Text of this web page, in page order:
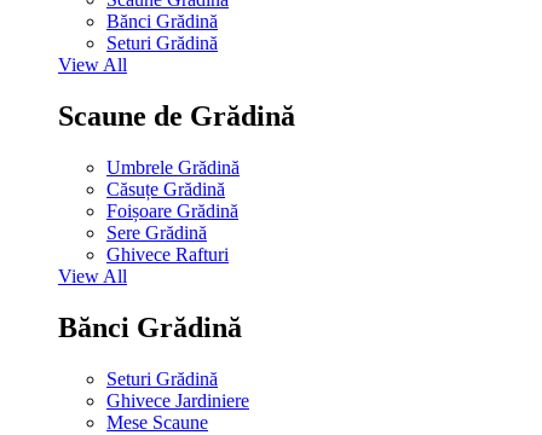
Bănci Grădină
Seturi Grădină
View All
Scaune de Grădină
Umbrele Grădină
Căsuțe Grădină
Foișoare Grădină
Sere Grădină
Ghivece Rafturi
View All
Bănci Grădină
Seturi Grădină
Ghivece Jardiniere
Mese Scaune